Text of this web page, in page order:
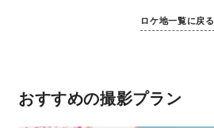
ロケ地一覧に戻る
おすすめの撮影プラン